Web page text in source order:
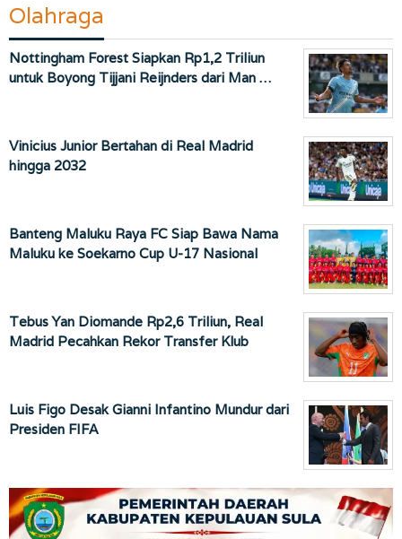
Olahraga
Nottingham Forest Siapkan Rp1,2 Triliun
untuk Boyong Tijjani Reijnders dari Man …
Vinicius Junior Bertahan di Real Madrid
hingga 2032
Banteng Maluku Raya FC Siap Bawa Nama
Maluku ke Soekarno Cup U-17 Nasional
Tebus Yan Diomande Rp2,6 Triliun, Real
Madrid Pecahkan Rekor Transfer Klub
Luis Figo Desak Gianni Infantino Mundur dari
Presiden FIFA